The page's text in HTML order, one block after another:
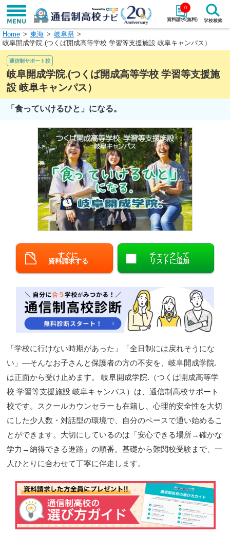
資料請求(無料)
0
学校名で探す
エリアから探す
エリアを選択して探す
北海道・東北
北陸・甲信越
中国
九州・沖縄
閉じる
Home 東海
岐阜県
岐阜開成学院.(つくば開成高等学校 学習等支援施設 岐阜キャンパス）
通信制サポート校
岐阜開成学院.(つくば開成高等学校 学習等支援施
設 岐阜キャンパス）
「食っていけるひと」になる。
すぐに
資料請求する
チェックして
リストに追加
「学校に行けない時期があった」「全日制には戻れそうにな
い」—そんなお子さんと保護者の方の不安を、岐阜開成学院.
は正面から受け止めます。 岐阜開成学院.（つくば開成高等学
校 学習等支援施設 岐阜キャンパス）は、通信制高校サポート
校です。スクールカウンセラーも在籍し、心理的安全性を大切
にした少人数・対話型の環境で、自分のペースで通い始めるこ
とができます。大切にしているのは「安心できる場所→確かな
学力→納得できる進路」の順番。基礎から難関校受験まで、一
人ひとりに合わせて丁寧に伴走します。